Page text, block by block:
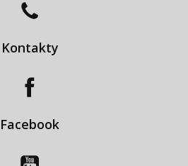
Kontakty
Facebook